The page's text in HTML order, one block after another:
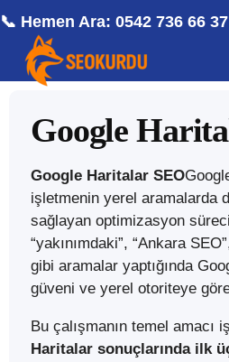
📞 Hemen Ara: 0542 736 66 37
Google
Google Haritalar SEO
işletmenin yerel aramalarda
sağlayan optimizasyon
“yakınımdaki”, “Ankara
gibi aramalar yaptığında
güveni ve yerel otoriteye
Bu çalışmanın temel amacı
Haritalar sonuçlarında ilk